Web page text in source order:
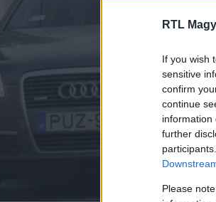
RTL
If you wish
sensitive
confirm
continue
information
further
Please